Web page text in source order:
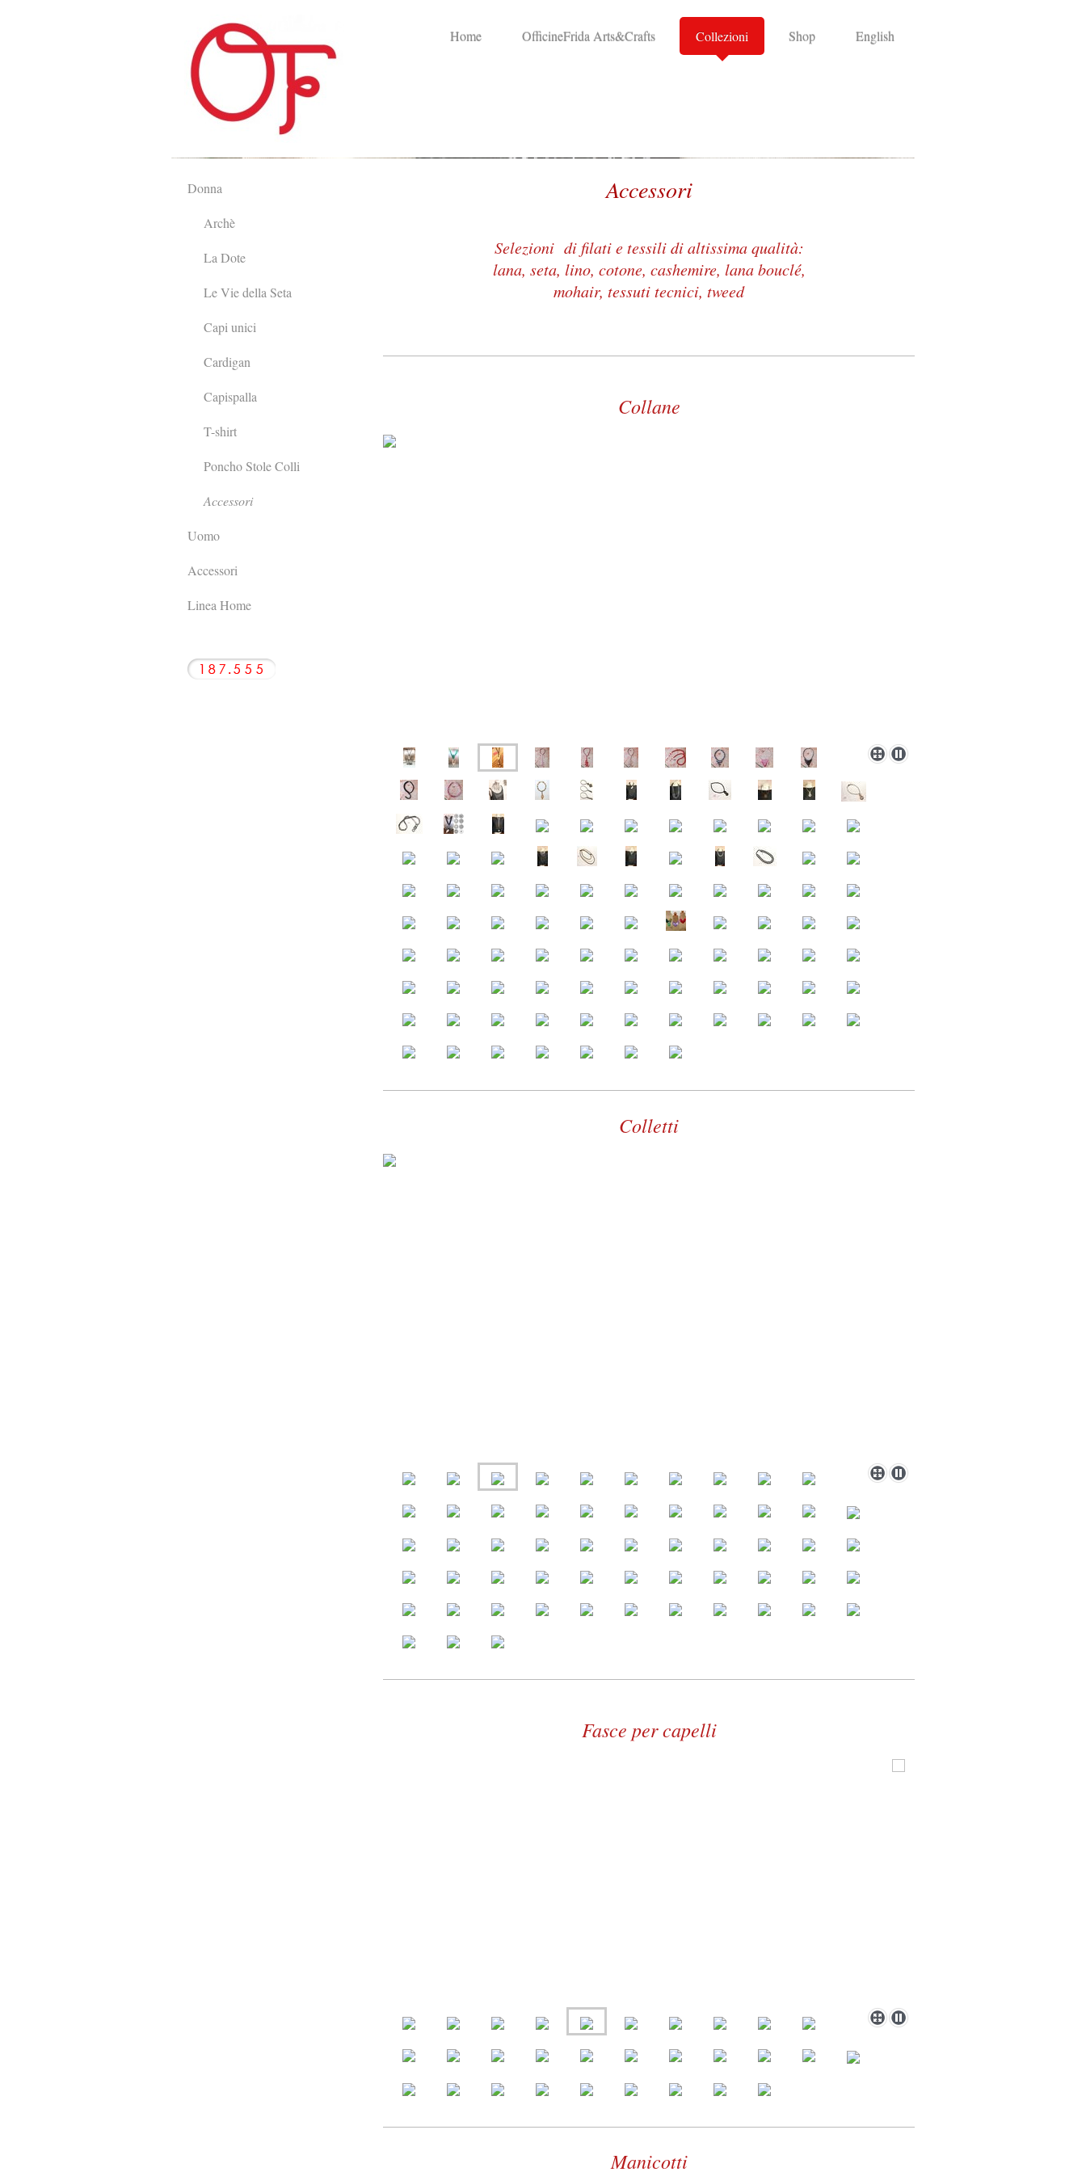
Home OfficineFrida Arts&Crafts Collezioni Shop English
Accessori
Selezioni di filati e tessili di altissima qualità:
lana, seta, lino, cotone, cashemire, lana bouclé,
mohair, tessuti tecnici, tweed
Collane
Colletti
Fasce per capelli
Manicotti
Donna
Archè
La Dote
Le Vie della Seta
Capi unici
Cardigan
Capispalla
T-shirt
Poncho Stole Colli
Accessori
Uomo
Accessori
Linea Home